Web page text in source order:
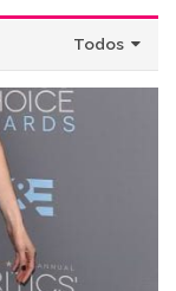
Todos